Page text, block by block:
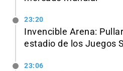
23:20
Invencible Arena:
estadio de los Juegos
23:06